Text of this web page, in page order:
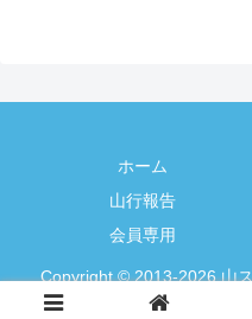
ホーム
山行報告
会員専用
Copyright © 2013-2026 山